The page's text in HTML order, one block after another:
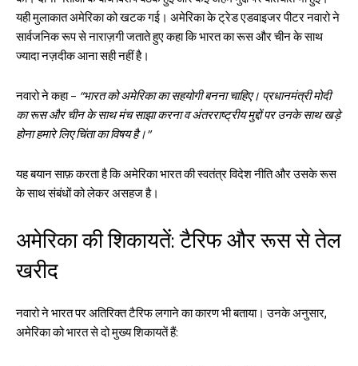
यही मुलाकात अमेरिका को खटक गई। अमेरिका के ट्रेड एडवाइजर पीटर नवारो ने
सार्वजनिक रूप से नाराज़गी जताते हुए कहा कि भारत का रूस और चीन के साथ
ज्यादा नज़दीक आना सही नहीं है।
नवारो ने कहा – “भारत को अमेरिका का सहयोगी बनना चाहिए। प्रधानमंत्री मोदी
का रूस और चीन के साथ मंच साझा करना व अंतरराष्ट्रीय मुद्दों पर उनके साथ खड़े
होना हमारे लिए चिंता का विषय है।”
यह बयान साफ़ करता है कि अमेरिका भारत की स्वतंत्र विदेश नीति और उसके रूस
के साथ संबंधों को लेकर असहज है।
अमेरिका की शिकायतें: टैरिफ और रूस से तेल
खरीद
नवारो ने भारत पर अतिरिक्त टैरिफ लगाने का कारण भी बताया। उनके अनुसार,
अमेरिका को भारत से दो मुख्य शिकायतें हैं: